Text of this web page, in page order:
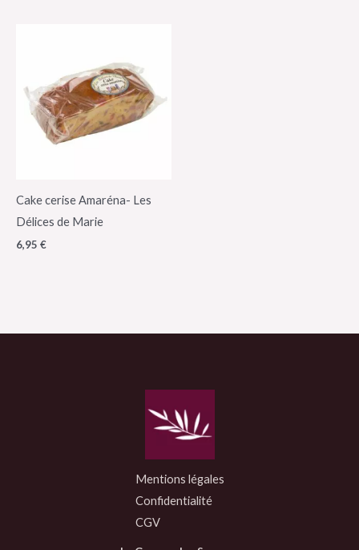
Cake cerise Amaréna- Les
Délices de Marie
6,95 €
Mentions légales
Confidentialité
CGV